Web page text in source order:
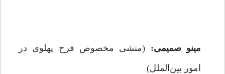
مینو صمیمی: (منشی مخصوص فرح پهلوی در
امور بین‌الملل)